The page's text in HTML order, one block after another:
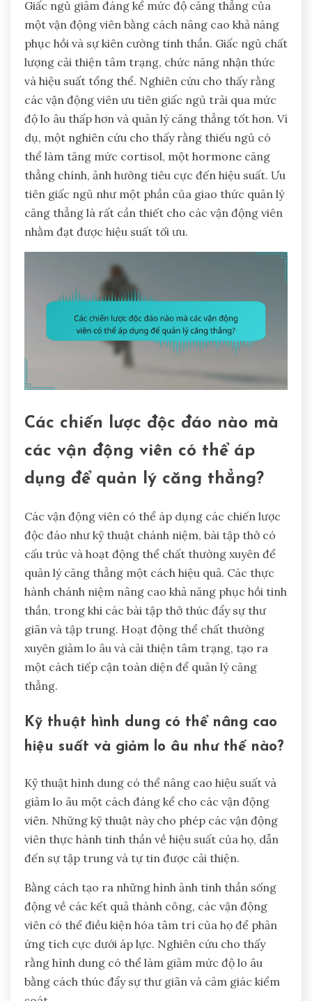
Giấc ngủ giảm đáng kể mức độ căng thẳng của
một vận động viên bằng cách nâng cao khả năng
phục hồi và sự kiên cường tinh thần. Giấc ngủ chất
lượng cải thiện tâm trạng, chức năng nhận thức
và hiệu suất tổng thể. Nghiên cứu cho thấy rằng
các vận động viên ưu tiên giấc ngủ trải qua mức
độ lo âu thấp hơn và quản lý căng thẳng tốt hơn. Ví
dụ, một nghiên cứu cho thấy rằng thiếu ngủ có
thể làm tăng mức cortisol, một hormone căng
thẳng chính, ảnh hưởng tiêu cực đến hiệu suất. Ưu
tiên giấc ngủ như một phần của giao thức quản lý
căng thẳng là rất cần thiết cho các vận động viên
nhằm đạt được hiệu suất tối ưu.
Các chiến lược độc đáo nào mà
các vận động viên có thể áp
dụng để quản lý căng thẳng?
Các vận động viên có thể áp dụng các chiến lược
độc đáo như kỹ thuật chánh niệm, bài tập thở có
cấu trúc và hoạt động thể chất thường xuyên để
quản lý căng thẳng một cách hiệu quả. Các thực
hành chánh niệm nâng cao khả năng phục hồi tinh
thần, trong khi các bài tập thở thúc đẩy sự thư
giãn và tập trung. Hoạt động thể chất thường
xuyên giảm lo âu và cải thiện tâm trạng, tạo ra
một cách tiếp cận toàn diện để quản lý căng
thẳng.
Kỹ thuật hình dung có thể nâng cao
hiệu suất và giảm lo âu như thế nào?
Kỹ thuật hình dung có thể nâng cao hiệu suất và
giảm lo âu một cách đáng kể cho các vận động
viên. Những kỹ thuật này cho phép các vận động
viên thực hành tinh thần về hiệu suất của họ, dẫn
đến sự tập trung và tự tin được cải thiện.
Bằng cách tạo ra những hình ảnh tinh thần sống
động về các kết quả thành công, các vận động
viên có thể điều kiện hóa tâm trí của họ để phản
ứng tích cực dưới áp lực. Nghiên cứu cho thấy
rằng hình dung có thể làm giảm mức độ lo âu
bằng cách thúc đẩy sự thư giãn và cảm giác kiểm